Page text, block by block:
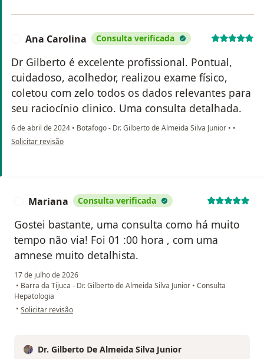
Ana Carolina Consulta verificada
Dr Gilberto é excelente profissional. Pontual,
cuidadoso, acolhedor, realizou exame físico,
coletou com zelo todos os dados relevantes para
seu raciocínio clinico. Uma consulta detalhada.
6 de abril de 2024 • Botafogo - Dr. Gilberto de Almeida Silva Junior • •
na opinião do utilizador Ana Carolina
Solicitar revisão
Mariana Consulta verificada
Gostei bastante, uma consulta como há muito
tempo não via! Foi 01 :00 hora , com uma
amnese muito detalhista.
17 de julho de 2026
• Barra da Tijuca - Dr. Gilberto de Almeida Silva Junior • Consulta
Hepatologia
• na opinião do utilizador Mariana
Solicitar revisão
Dr. Gilberto De Almeida Silva Junior